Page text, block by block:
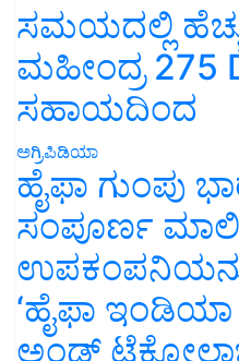
ಸಮಯದಲ್ಲಿ
ಮಹೀಂದ್ರ 275
ಸಹಾಯದಿಂದ
ಅಗ್ರಿಪಿಡಿಯಾ
ಹೈಫಾ ಗುಂಪು
ಸಂಪೂರ್ಣ
‘ಹೈಫಾ
ಅಂಡ್